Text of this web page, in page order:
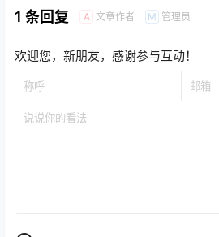
1 条回复 A 文章作者 M 管理员
欢迎您，新朋友，感谢参与互动！